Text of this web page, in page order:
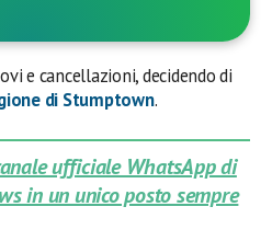
e cancellazioni, decidendo di
di Stumptown.
ufficiale WhatsApp di
in un unico posto sempre